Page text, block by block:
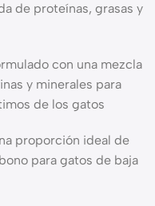
de proteínas, grasas y
con una mezcla
y minerales para
de los gatos
proporción ideal de
para gatos de baja